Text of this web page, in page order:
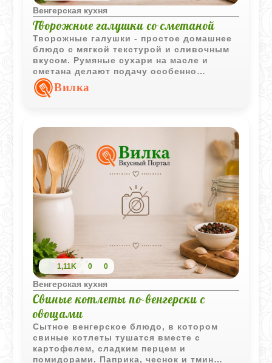
Венгерская кухня
Творожные галушки со сметаной
Творожные галушки - простое домашнее
блюдо с мягкой текстурой и сливочным
вкусом. Румяные сухари на масле и
сметана делают подачу особенно
аппетитной.
Вилка
1,11K 0 0
Венгерская кухня
Свиные котлеты по-венгерски с
овощами
Сытное венгерское блюдо, в котором
свиные котлеты тушатся вместе с
картофелем, сладким перцем и
помидорами. Паприка, чеснок и тмин